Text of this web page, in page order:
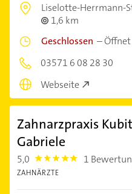
Liselotte-Herrmann-
1,6 km
Geschlossen –
03571 6 08 28 30
Webseite
Zahnarzpraxis
Gabriele
5,0 5.0 1
ZAHNÄRZTE